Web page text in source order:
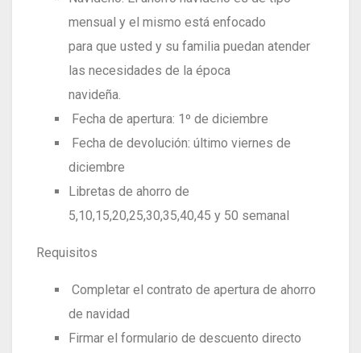
mensual y el mismo está enfocado
para que usted y su familia puedan atender
las necesidades de la época
navideña.
Fecha de apertura: 1º de diciembre
Fecha de devolución: último viernes de
diciembre
Libretas de ahorro de
5,10,15,20,25,30,35,40,45 y 50 semanal
Requisitos
Completar el contrato de apertura de ahorro
de navidad
Firmar el formulario de descuento directo